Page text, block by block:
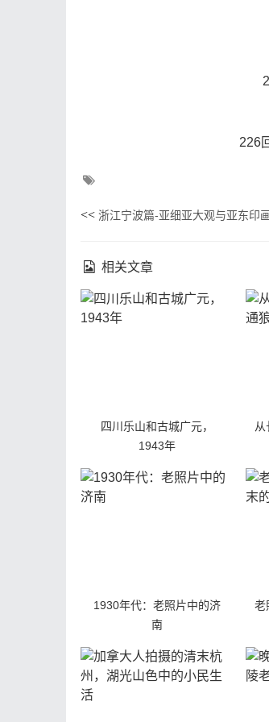
226
<< 浙江宁波篇-亚细亚大观与亚东印
相关文章
四川乐山和古城广元，
1943年
1930年代：老照片中的济
南
老